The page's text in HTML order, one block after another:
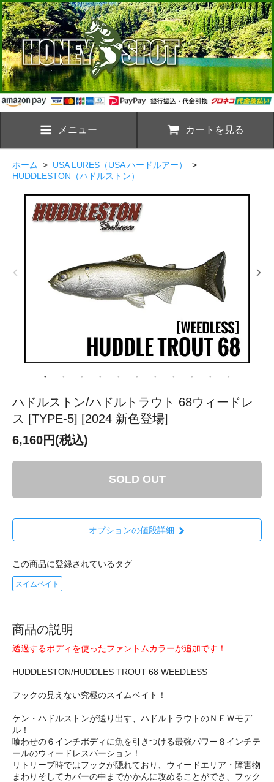
メニュー カートを見る
ホーム > USA LURES（USA ハードルアー）
>
HUDDLESTON（ハドルストン）
ハドルストン/ハドルトラウト 68ウィードレ
ス [TYPE-5] [2024 新色登場]
6,160円(税込)
SOLD OUT
オプションの値段詳細
この商品に登録されているタグ
スイムベイト
商品の説明
透過するボディを使ったファントムカラーが追加です！
HUDDLESTON/HUDDLES TROUT 68 WEEDLESS
フックの見えない究極のスイムベイト！
ケン・ハドルストンが送り出す、ハドルトラウトのＮＥＷモデ
ル！
喰わせの６インチボディに魚を引きつける最強パワー８インチテ
ールのウィードレスバーション！
リトリーブ時ではフックが隠れており、ウィードエリア・障害物
まわりそしてカバーの中までかかんに攻めることができ、フック